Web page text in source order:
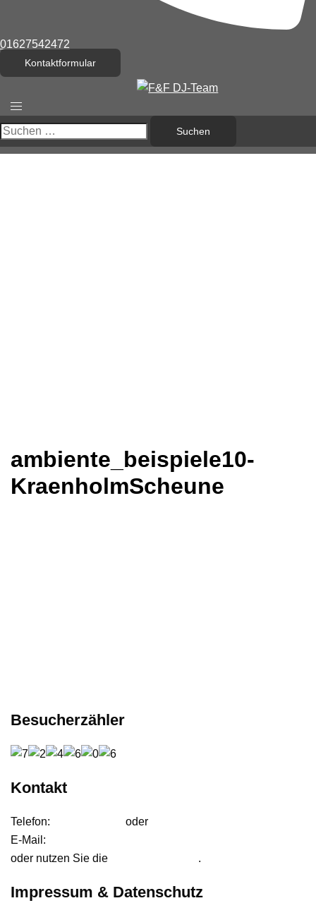
01627542472
Kontaktformular
Menü
umschalten
Suchen
nach:
ambiente_beispiele10-
KraenholmScheune
Besucherzähler
Kontakt
Telefon: oder
E-Mail:
oder nutzen Sie die
.
Impressum & Datenschutz